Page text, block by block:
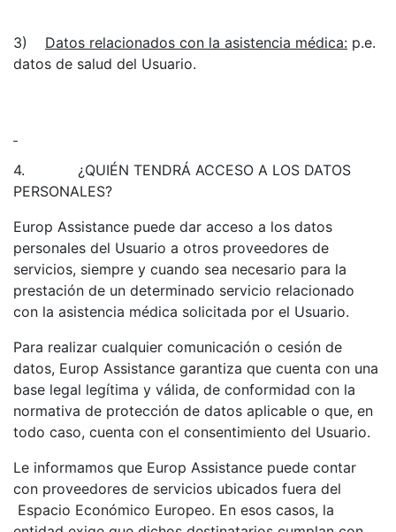
3) Datos relacionados con la asistencia médica: p.e.
datos de salud del Usuario.
4.
¿QUIÉN TENDRÁ ACCESO A LOS DATOS
PERSONALES?
Europ Assistance puede dar acceso a los datos
personales del Usuario a otros proveedores de
servicios, siempre y cuando sea necesario para la
prestación de un determinado servicio relacionado
con la asistencia médica solicitada por el Usuario.
Para realizar cualquier comunicación o cesión de
datos, Europ Assistance garantiza que cuenta con una
base legal legítima y válida, de conformidad con la
normativa de protección de datos aplicable o que, en
todo caso, cuenta con el consentimiento del Usuario.
Le informamos que Europ Assistance puede contar
con proveedores de servicios ubicados fuera del
Espacio Económico Europeo. En esos casos, la